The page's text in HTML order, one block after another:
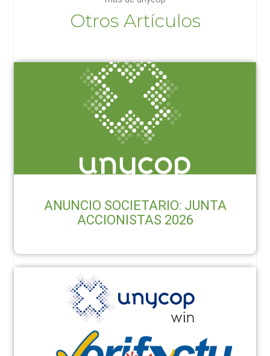
Otros Artículos
ANUNCIO SOCIETARIO: JUNTA
ACCIONISTAS 2026